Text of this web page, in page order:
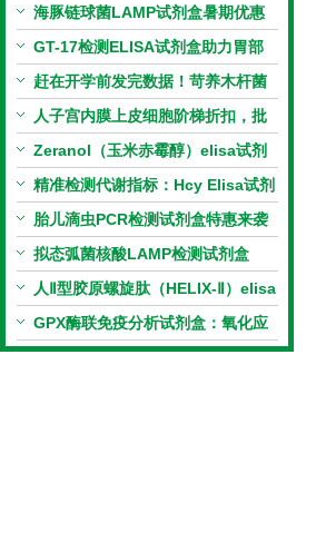
海豚链球菌LAMP试剂盒暑期优惠
GT-17检测ELISA试剂盒助力胃部
相关指标样本定量研究
赶在开学前发完数据！苛养木杆菌
PCR检测试剂盒暑假优惠开启
人子宫内膜上皮细胞阶梯折扣，批
量更划算
Zeranol（玉米赤霉醇）elisa试剂
盒特惠
精准检测代谢指标：Hcy Elisa试剂
盒的科研应用与技术特点
胎儿滴虫PCR检测试剂盒特惠来袭
拟态弧菌核酸LAMP检测试剂盒
（恒温荧光法）新品上市优惠活动
人Ⅱ型胶原螺旋肽（HELIX-Ⅱ）elisa
试剂盒科研优惠活动开启
GPX酶联免疫分析试剂盒：氧化应
激研究精准检测工具